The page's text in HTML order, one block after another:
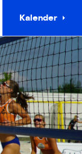
Kalender